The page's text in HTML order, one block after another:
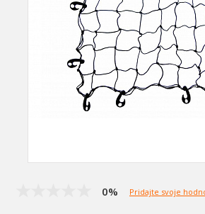
0% Pridajte svoje